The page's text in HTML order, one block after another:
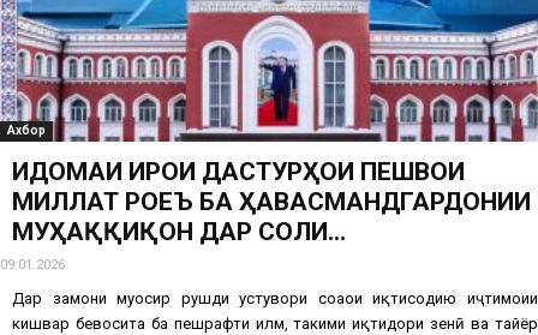
Ахбор
ИДОМАИ ИҶРОИ ДАСТУРҲОИ ПЕШВОИ
МИЛЛАТ РОҶЕЪ БА ҲАВАСМАНДГАРДОНИИ
МУҲАҚҚИҚОН ДАР СОЛИ...
09.01.2026
Дар замони муосир рушди устувори соҳаҳои иқтисодию иҷтимоии
кишвар бевосита ба пешрафти илм, таҳкими иқтидори зеҳнӣ ва тайёр